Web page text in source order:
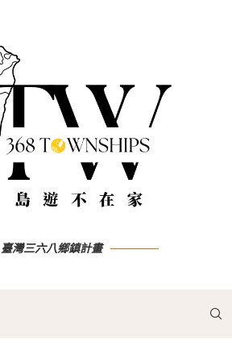
臺灣三六八鄉鎮計畫